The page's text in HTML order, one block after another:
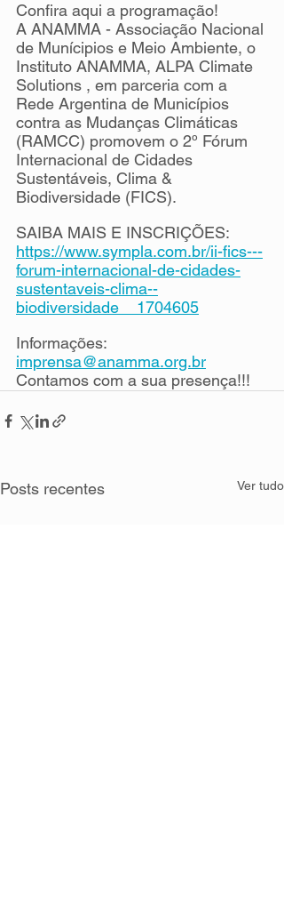
Confira aqui a programação!
A ANAMMA - Associação Nacional
de Munícipios e Meio Ambiente, o
Instituto ANAMMA, ALPA Climate
Solutions , em parceria com a
Rede Argentina de Municípios
contra as Mudanças Climáticas
(RAMCC) promovem o 2º Fórum
Internacional de Cidades
Sustentáveis, Clima &
Biodiversidade (FICS).
SAIBA MAIS E INSCRIÇÕES:
https://www.sympla.com.br/ii-fics---
forum-internacional-de-cidades-
sustentaveis-clima--
biodiversidade__1704605
Informações:
imprensa@anamma.org.br
Contamos com a sua presença!!!
Posts recentes Ver tudo